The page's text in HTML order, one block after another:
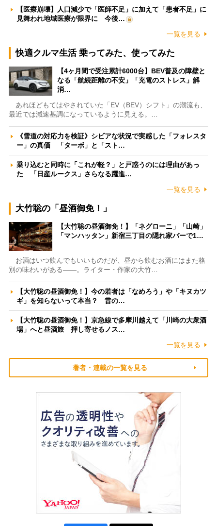
【医療崩壊】人口減少で「医師不足」に加えて「患者不足」に
見舞われ地域医療が限界に 今後…
一覧を見る
快適クルマ生活 乗ってみた、使ってみた
【4ヶ月間で受注累計6000台】BEV普及の障壁と
なる「航続距離の不安」「充電のストレス」解
消…
あれほどもてはやされていた「EV（BEV）シフト」の潮流も、
最近では減速基調になっているように見える。…
《雪道の対応力を検証》シビアな状況で実感した「フォレスタ
ー」の真価 「ターボ」と「スト…
乗り込むと同時に「これが軽？」と戸惑うのには理由があっ
た 「日産ルークス」さらなる躍進…
一覧を見る
大竹聡の「昼酒御免！」
【大竹聡の昼酒御免！】「ネグローニ」「山崎」
「マンハッタン」新宿三丁目の隠れ家バーで1…
お酒はいつ飲んでもいいものだが、昼から飲むお酒にはまた格
別の味わいがある――。ライター・作家の大竹…
【大竹聡の昼酒御免！】今の若者は「なめろう」や「キヌカツ
ギ」を知らないって本当？ 昔の…
【大竹聡の昼酒御免！】京急線で多摩川越えて「川崎の大衆酒
場」へと昼酒旅 押し寄せるノス…
一覧を見る
著者・連載の一覧を見る